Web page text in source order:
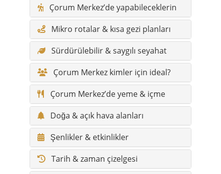
Çorum Merkez’de yapabileceklerin
Mikro rotalar & kısa gezi planları
Sürdürülebilir & saygılı seyahat
Çorum Merkez kimler için ideal?
Çorum Merkez’de yeme & içme
Doğa & açık hava alanları
Şenlikler & etkinlikler
Tarih & zaman çizelgesi